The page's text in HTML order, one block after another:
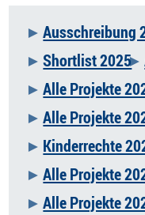
Navigation
überspringen
Ausschreibung
Shortlist 2025
Alle Projekte
Alle Projekte
Kinderrechte
Alle Projekte
Alle Projekte